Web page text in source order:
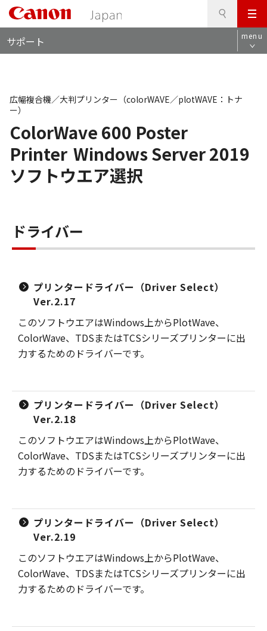
メ
ニ
ュ
サポート menu
ColorWave 600 Poster
Printer Windows Server 2019
ソフトウエア選択
広幅複合機／大判プリンター（colorWAVE／plotWAVE：トナ
ー）
ドライバー
プリンタードライバー（Driver Select）
Ver.2.17
このソフトウエアはWindows上からPlotWave、
ColorWave、TDSまたはTCSシリーズプリンターに出
力するためのドライバーです。
プリンタードライバー（Driver Select）
Ver.2.18
このソフトウエアはWindows上からPlotWave、
ColorWave、TDSまたはTCSシリーズプリンターに出
力するためのドライバーです。
プリンタードライバー（Driver Select）
Ver.2.19
このソフトウエアはWindows上からPlotWave、
ColorWave、TDSまたはTCSシリーズプリンターに出
力するためのドライバーです。